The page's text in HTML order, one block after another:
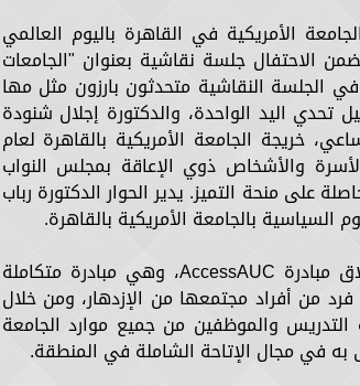
الأمريكية في القاهرة باليوم العالمي
ديسمبر من كل عام، وتضمن الاحتفال جلسة نقاشية بعنوان "الجامعات
الجلسة النقاشية متحدثون بارزون مثل مها
تحدي اليد الواحدة، والدكتورة إجلال شنودة
خريجة الجامعة الأمريكية بالقاهرة لعام
والأشخاص ذوي الإعاقة بمجلس النواب
على منحة التميز. يدير الحوار الدكتورة رباب
وخلال هذه الجلسة أعلنت الجامعة الأمريكية بالقاهرة عن إطلاق مبادرة AccessAUC، وهي مبادرة متكاملة
من أفراد مجتمعها من الإزدهار، ومن خلال
والموظفين من جميع موارد الجامعة
به في مجال الإتاحة الشاملة في المنطقة.